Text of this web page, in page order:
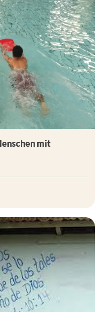
mit